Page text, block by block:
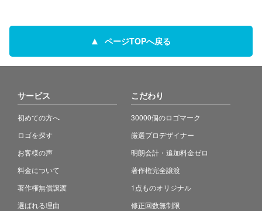
ページTOPへ戻る
サービス
初めての方へ
ロゴを探す
お客様の声
料金について
著作権無償譲渡
選ばれる理由
こだわり
30000個のロゴマーク
厳選プロデザイナー
明朗会計・追加料金ゼロ
著作権完全譲渡
1点ものオリジナル
修正回数無制限